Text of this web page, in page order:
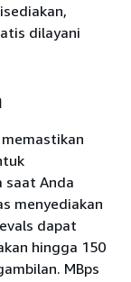
dilayani
saat Anda
menyediakan
dapat
hingga 150
MBps